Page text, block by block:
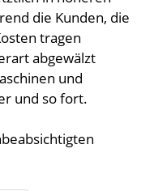
die Kunden, die
tragen
abgewälzt
und
und so fort.